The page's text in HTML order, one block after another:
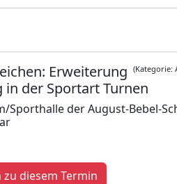
(Kategorie:
Erweiterung
der Sportart Turnen
der August-Bebel-
diesem Termin